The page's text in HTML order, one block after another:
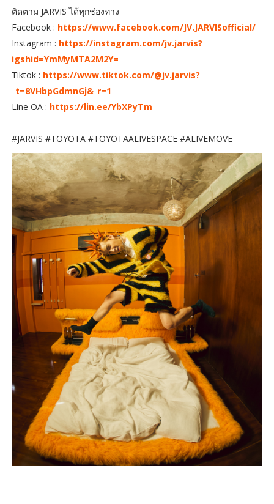
ติดตาม JARVIS ได้ทุกช่องทาง
Facebook : https://www.facebook.com/JV.JARVISofficial/
Instagram : https://instagram.com/jv.jarvis?
igshid=YmMyMTA2M2Y=
Tiktok : https://www.tiktok.com/@jv.jarvis?
_t=8VHbpGdmnGj&_r=1
Line OA : https://lin.ee/YbXPyTm
#JARVIS #TOYOTA #TOYOTAALIVESPACE #ALIVEMOVE